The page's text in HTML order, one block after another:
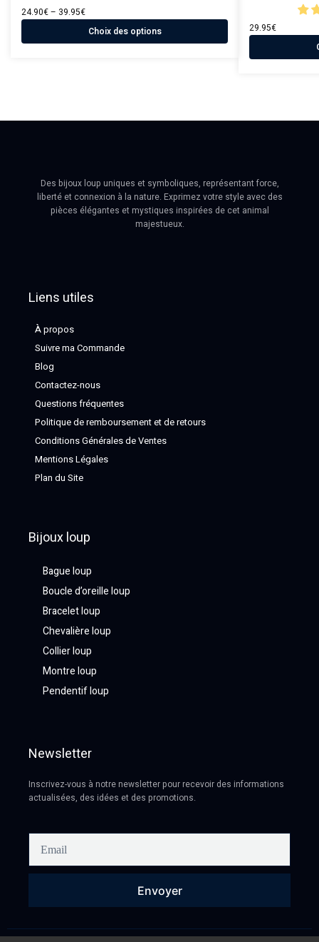
24.90€– 39.95€
Choix des options
29.95€
Des bijoux loup uniques et symboliques, représentant force,
liberté et connexion à la nature. Exprimez votre style avec des
pièces élégantes et mystiques inspirées de cet animal
majestueux.
Liens utiles
À propos
Suivre ma Commande
Blog
Contactez-nous
Questions fréquentes
Politique de remboursement et de retours
Conditions Générales de Ventes
Mentions Légales
Plan du Site
Bijoux loup
Bague loup
Boucle d’oreille loup
Bracelet loup
Chevalière loup
Collier loup
Montre loup
Pendentif loup
Newsletter
Inscrivez-vous à notre newsletter pour recevoir des informations
actualisées, des idées et des promotions.
Envoyer